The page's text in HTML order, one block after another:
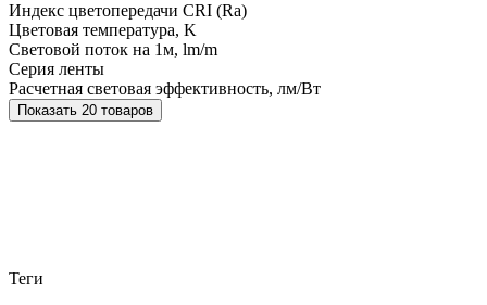
Индекс цветопередачи CRI (Ra)
Цветовая температура, K
Световой поток на 1м, lm/m
Серия ленты
Расчетная световая эффективность, лм/Вт
Показать 20 товаров
Теги